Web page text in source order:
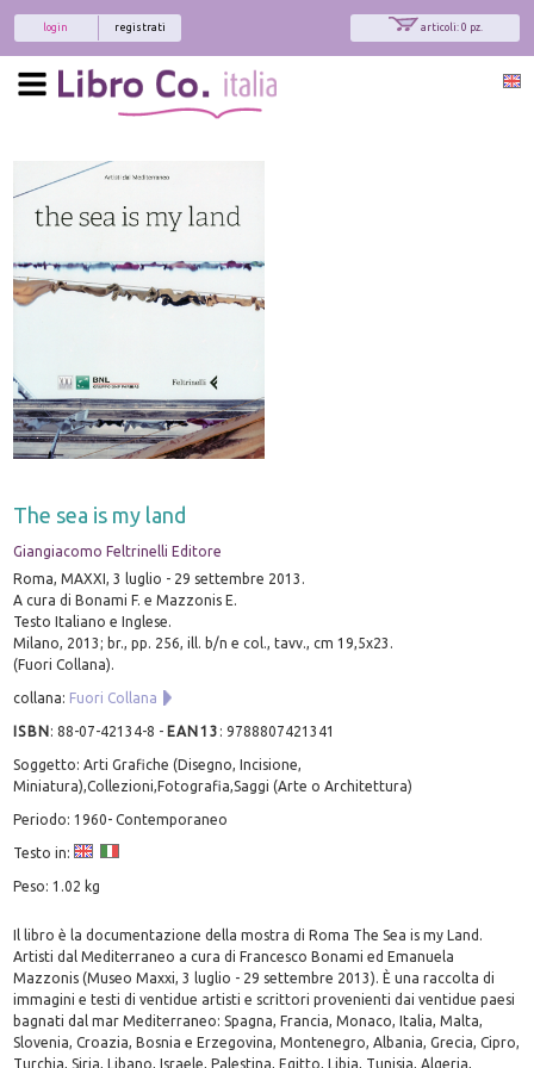
articoli: 0 pz.
registrati
login
The sea is my land
Giangiacomo Feltrinelli Editore
Roma, MAXXI, 3 luglio - 29 settembre 2013.
A cura di Bonami F. e Mazzonis E.
Testo Italiano e Inglese.
Milano, 2013; br., pp. 256, ill. b/n e col., tavv., cm 19,5x23.
(Fuori Collana).
collana: Fuori Collana
ISBN:88-07-42134-8 - EAN13 :9788807421341
Soggetto: Arti Grafiche (Disegno, Incisione,
Miniatura),Collezioni,Fotografia,Saggi (Arte o Architettura)
Periodo: 1960- Contemporaneo
Testo in:
Peso: 1.02 kg
Il libro è la documentazione della mostra di Roma The Sea is my Land.
Artisti dal Mediterraneo a cura di Francesco Bonami ed Emanuela
Mazzonis (Museo Maxxi, 3 luglio - 29 settembre 2013). È una raccolta di
immagini e testi di ventidue artisti e scrittori provenienti dai ventidue paesi
bagnati dal mar Mediterraneo: Spagna, Francia, Monaco, Italia, Malta,
Slovenia, Croazia, Bosnia e Erzegovina, Montenegro, Albania, Grecia, Cipro,
Turchia, Siria, Libano, Israele, Palestina, Egitto, Libia, Tunisia, Algeria,